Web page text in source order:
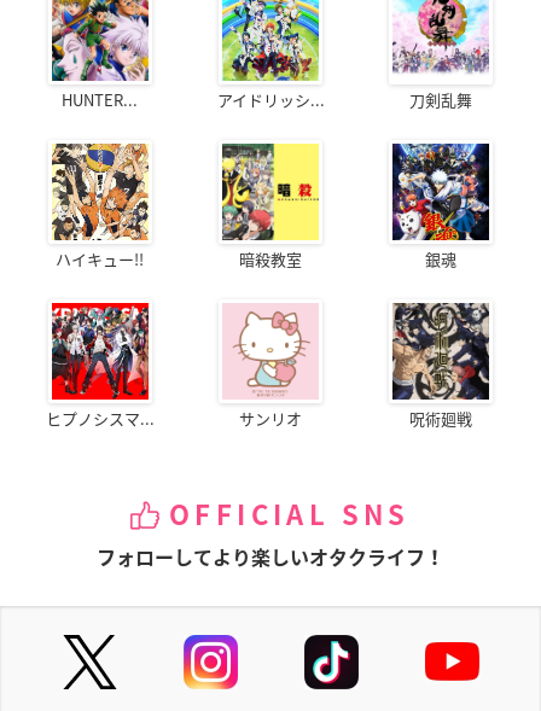
HUNTER... アイドリッシ... 刀剣乱舞
ハイキュー!! 暗殺教室 銀魂
ヒプノシスマ... サンリオ 呪術廻戦
OFFICIAL SNS
フォローしてより楽しいオタクライフ！